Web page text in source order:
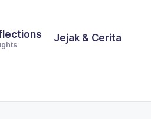
Jejak & Cerita